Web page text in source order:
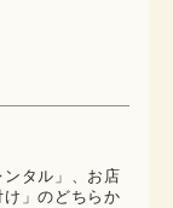
タル」、お店
」のどちらか